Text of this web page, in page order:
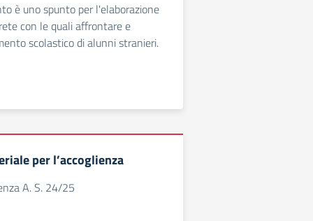
è uno spunto per l'elaborazione
con le quali affrontare e
scolastico di alunni stranieri.
per l’accoglienza
A. S. 24/25